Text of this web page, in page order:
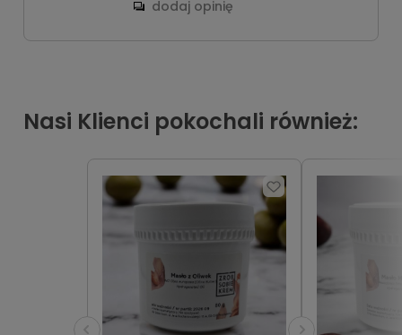
dodaj opinię
Nasi Klienci pokochali również: